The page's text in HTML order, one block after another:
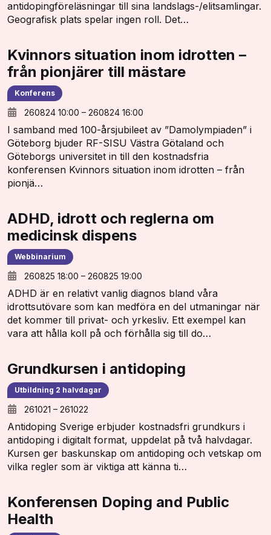
antidopingföreläsningar till sina landslags-/elitsamlingar.
Geografisk plats spelar ingen roll. Det…
Kvinnors situation inom idrotten –
från pionjärer till mästare
Konferens
260824 10:00 – 260824 16:00
I samband med 100-årsjubileet av ”Damolympiaden” i
Göteborg bjuder RF-SISU Västra Götaland och
Göteborgs universitet in till den kostnadsfria
konferensen Kvinnors situation inom idrotten – från
pionjä…
ADHD, idrott och reglerna om
medicinsk dispens
Webbinarium
260825 18:00 – 260825 19:00
ADHD är en relativt vanlig diagnos bland våra
idrottsutövare som kan medföra en del utmaningar när
det kommer till privat- och yrkesliv. Ett exempel kan
vara att hålla koll på och förhålla sig till do…
Grundkursen i antidoping
Utbildning 2 halvdagar
261021 – 261022
Antidoping Sverige erbjuder kostnadsfri grundkurs i
antidoping i digitalt format, uppdelat på två halvdagar.
Kursen ger baskunskap om antidoping och vetskap om
vilka regler som är viktiga att känna ti…
Konferensen Doping and Public
Health